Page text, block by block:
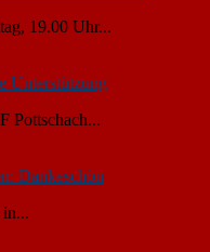
19.00 Uhr...
Unterstützung
Pottschach...
Dankeschön